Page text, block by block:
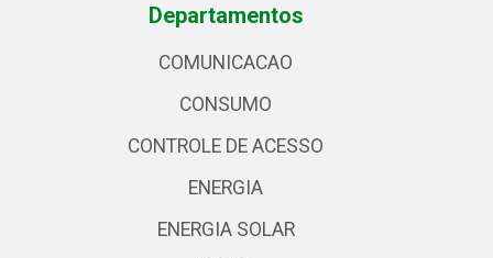
Departamentos
COMUNICACAO
CONSUMO
CONTROLE DE ACESSO
ENERGIA
ENERGIA SOLAR